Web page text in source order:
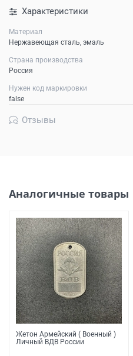
Характеристики
Материал
Нержавеющая сталь, эмаль
Страна производства
Россия
Нужен код маркировки
false
Отзывы
Аналогичные товары
Жетон Армейский ( Военный )
Личный ВДВ России